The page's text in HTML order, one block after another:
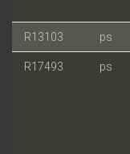
R13103 ps
R17493 ps